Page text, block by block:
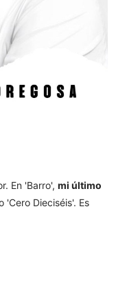
En 'Barro', mi último
'Cero Dieciséis'. Es